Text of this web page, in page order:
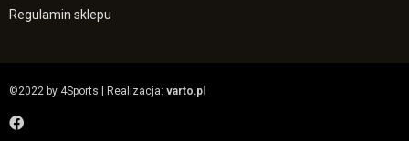
Regulamin sklepu
©2022 by 4Sports | Realizacja: varto.pl